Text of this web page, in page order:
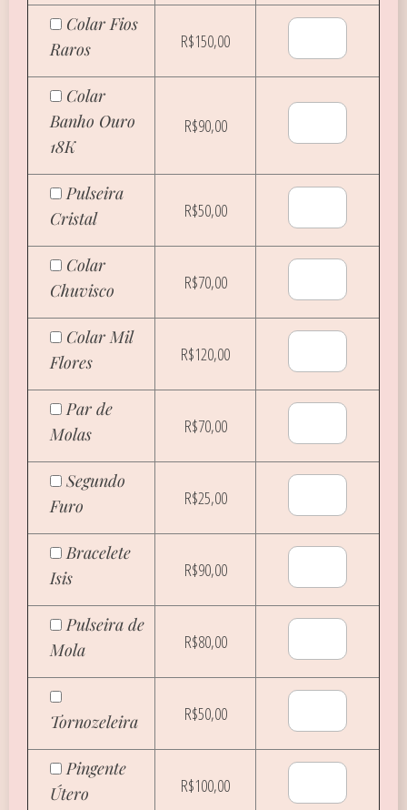
Colar Fios
Raros
R$150,00
Colar
Banho Ouro
18K
R$90,00
Pulseira
Cristal
R$50,00
Colar
Chuvisco
R$70,00
Colar Mil
Flores
R$120,00
Par de
Molas
R$70,00
Segundo
Furo
R$25,00
Bracelete
Isis
R$90,00
Pulseira de
Mola
R$80,00
Tornozeleira R$50,00
Pingente
Útero
R$100,00